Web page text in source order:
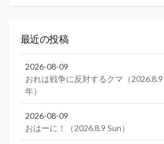
最近の投稿
2026-08-09
おれは戦争に反対するクマ（
年）
2026-08-09
おはーに！（2026.8.9 Sun）